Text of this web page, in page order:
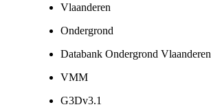
Vlaanderen
Ondergrond
Databank Ondergrond Vlaanderen
VMM
G3Dv3.1